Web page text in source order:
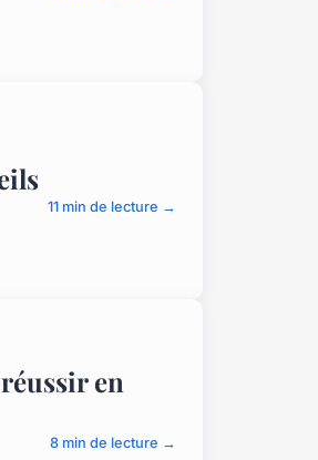
11 min de lecture →
en
8 min de lecture →